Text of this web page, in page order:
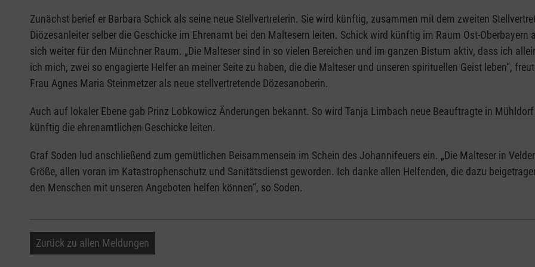
Zunächst berief er Barbara Schick als seine neue Stellvertreterin. Sie wird künftig, zusammen mit dem zweiten
Diözesanleiter selber die Geschicke im Ehrenamt bei den Maltesern leiten. Schick wird künftig im Raum Ost-
sich weiter für den Münchner Raum. „Die Malteser sind in so vielen Bereichen und im ganzen Bistum aktiv, dass ich
ich mich, zwei so engagierte Helfer an meiner Seite zu haben, die die Malteser und unseren spirituellen Geist leben“,
Frau Agnes Maria Steinmetzer als neue stellvertretende Dözesanoberin.
Auch auf lokaler Ebene gab Prinz Lobkowicz Änderungen bekannt. So wird Tanja Limbach neue Beauftragte in
künftig die ehrenamtlichen Geschicke leiten.
Graf Soden lud anschließend zum gemütlichen Beisammensein im Schein des Johannifeuers ein. „Die Malteser in
Größe, allen voran im Katastrophenschutz und Sanitätsdienst geworden. Ich danke allen Helfenden, die dazu
den Menschen mit unseren Angeboten helfen können“, so Soden.
Zurück zu allen Meldungen